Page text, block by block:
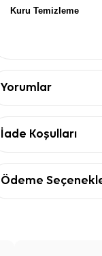
Kuru Temizleme
Yorumlar
İade Koşulları
Ödeme